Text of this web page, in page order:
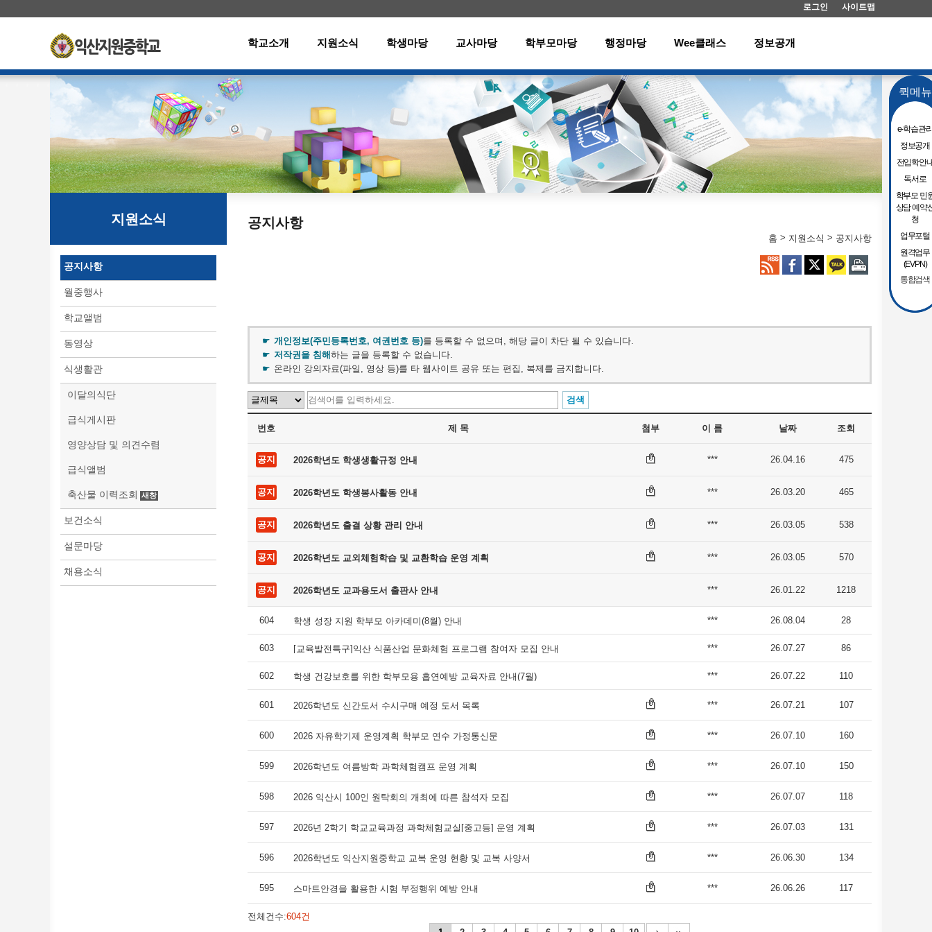
로그인 사이트맵
학교소개 지원소식 학생마당 교사마당 학부모마당 행정마당 Wee클래스 정보공개
퀵메뉴
e-학습관
정보공개
전입학안
독서로
학부모 민
상담 예약
청
업무포털
원격업무
(EVPN)
통합검색
지원소식
공지사항
월중행사
학교앨범
동영상
식생활관
이달의식단
급식게시판
영양상담 및 의견수렴
급식앨범
축산물 이력조회
보건소식
설문마당
채용소식
공지사항
홈 > 지원소식 > 공지사항
개인정보(주민등록번호, 여권번호 등)를 등록할 수 없으며, 해당 글이 차단 될 수 있습니다.
저작권을 침해하는 글을 등록할 수 없습니다.
온라인 강의자료(파일, 영상 등)를 타 웹사이트 공유 또는 편집, 복제를 금지합니다.
번호 제 목 첨부 이 름 날짜 조회
공지 2026학년도 학생생활규정 안내 *** 26.04.16 475
공지 2026학년도 학생봉사활동 안내 *** 26.03.20 465
공지 2026학년도 출결 상황 관리 안내 *** 26.03.05 538
공지 2026학년도 교외체험학습 및 교환학습 운영 계획 *** 26.03.05 570
공지 2026학년도 교과용도서 출판사 안내 *** 26.01.22 1218
604 학생 성장 지원 학부모 아카데미(8월) 안내 *** 26.08.04 28
603 [교육발전특구]익산 식품산업 문화체험 프로그램 참여자 모집 안내 *** 26.07.27 86
602 학생 건강보호를 위한 학부모용 흡연예방 교육자료 안내(7월) *** 26.07.22 110
601 2026학년도 신간도서 수시구매 예정 도서 목록 *** 26.07.21 107
600 2026 자유학기제 운영계획 학부모 연수 가정통신문 *** 26.07.10 160
599 2026학년도 여름방학 과학체험캠프 운영 계획 *** 26.07.10 150
598 2026 익산시 100인 원탁회의 개최에 따른 참석자 모집 *** 26.07.07 118
597 2026년 2학기 학교교육과정 과학체험교실[중고등] 운영 계획 *** 26.07.03 131
596 2026학년도 익산지원중학교 교복 운영 현황 및 교복 사양서 *** 26.06.30 134
595 스마트안경을 활용한 시험 부정행위 예방 안내 *** 26.06.26 117
전체건수:604건